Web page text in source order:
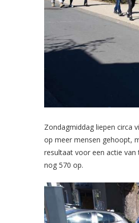
Zondagmiddag liepen circa
op meer mensen gehoopt,
resultaat voor een actie van
nog 570 op.